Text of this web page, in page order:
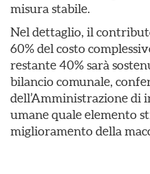
misura stabile.
Nel dettaglio, il
60% del costo
restante 40% sarà
bilancio comunale,
dell’Amministrazione di
umane quale elemento
miglioramento della